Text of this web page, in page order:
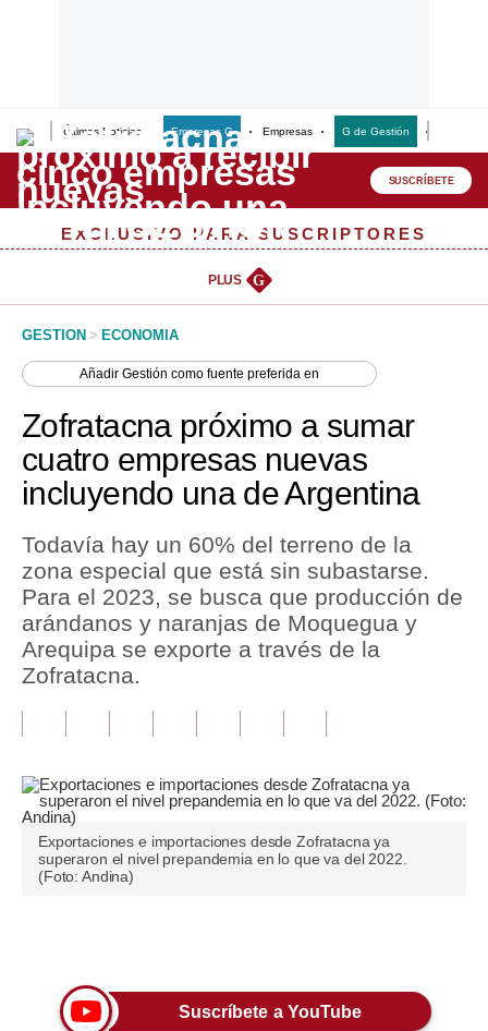
Últimas Noticias Empresas G Empresas G de Gestión
Lo último
Peru Quiosco
Management & Empleo
Perú
Política
Finanzas Personales
Inmobiliarias
Plus G
Pregunta de hoy
Blogs
Tendencias
Moda
SUSCRÍBETE
EXCLUSIVO PARA SUSCRIPTORES
PLUS G
GESTION > ECONOMIA
AñadirGestión como fuente preferida en
Zofratacna próximo a sumar
cuatro empresas nuevas
incluyendo una de Argentina
Todavía hay un 60% del terreno de la
zona especial que está sin subastarse.
Para el 2023, se busca que producción de
arándanos y naranjas de Moquegua y
Arequipa se exporte a través de la
Zofratacna.
Exportaciones e importaciones desde Zofratacna ya
superaron el nivel prepandemia en lo que va del 2022.
(Foto: Andina)
Suscríbete a YouTube